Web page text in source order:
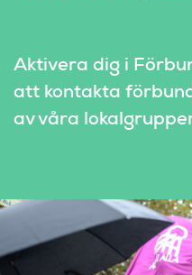
Aktivera dig i
att kontakta
av våra